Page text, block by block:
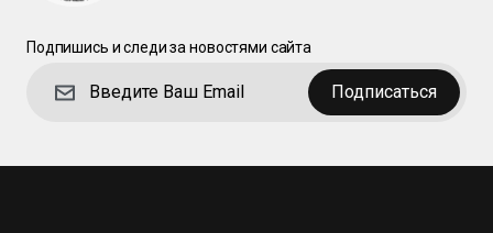
Подпишись и следи за новостями сайта
Подписаться